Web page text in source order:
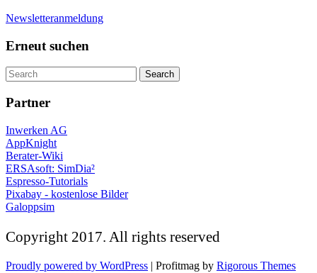
Newsletteranmeldung
Erneut suchen
Partner
Inwerken AG
AppKnight
Berater-Wiki
ERSAsoft: SimDia²
Espresso-Tutorials
Pixabay - kostenlose Bilder
Galoppsim
Copyright 2017. All rights reserved
Proudly powered by WordPress | Profitmag by Rigorous Themes